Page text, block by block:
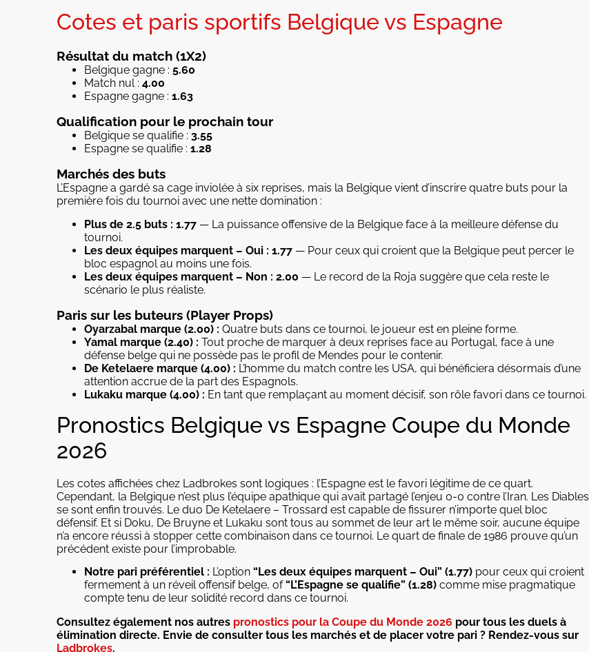
Cotes et paris sportifs Belgique vs Espagne
Résultat du match (1X2)
Belgique gagne : 5.60
Match nul : 4.00
Espagne gagne : 1.63
Qualification pour le prochain tour
Belgique se qualifie : 3.55
Espagne se qualifie : 1.28
Marchés des buts
L’Espagne a gardé sa cage inviolée à six reprises, mais la Belgique vient d’inscrire quatre buts pour la
première fois du tournoi avec une nette domination :
Plus de 2.5 buts : 1.77 — La puissance offensive de la Belgique face à la meilleure défense du
tournoi.
Les deux équipes marquent – Oui : 1.77 — Pour ceux qui croient que la Belgique peut percer le
bloc espagnol au moins une fois.
Les deux équipes marquent – Non : 2.00 — Le record de la Roja suggère que cela reste le
scénario le plus réaliste.
Paris sur les buteurs (Player Props)
Oyarzabal marque (2.00) : Quatre buts dans ce tournoi, le joueur est en pleine forme.
Yamal marque (2.40) : Tout proche de marquer à deux reprises face au Portugal, face à une
défense belge qui ne possède pas le profil de Mendes pour le contenir.
De Ketelaere marque (4.00) : L’homme du match contre les USA, qui bénéficiera désormais d’une
attention accrue de la part des Espagnols.
Lukaku marque (4.00) : En tant que remplaçant au moment décisif, son rôle favori dans ce tournoi.
Pronostics Belgique vs Espagne Coupe du Monde
2026
Les cotes affichées chez Ladbrokes sont logiques : l’Espagne est le favori légitime de ce quart.
Cependant, la Belgique n’est plus l’équipe apathique qui avait partagé l’enjeu 0-0 contre l’Iran. Les Diables
se sont enfin trouvés. Le duo De Ketelaere – Trossard est capable de fissurer n’importe quel bloc
défensif. Et si Doku, De Bruyne et Lukaku sont tous au sommet de leur art le même soir, aucune équipe
n’a encore réussi à stopper cette combinaison dans ce tournoi. Le quart de finale de 1986 prouve qu’un
précédent existe pour l’improbable.
Notre pari préférentiel : L’option “Les deux équipes marquent – Oui” (1.77) pour ceux qui croient
fermement à un réveil offensif belge, of“L’Espagne se qualifie” (1.28) comme mise pragmatique
compte tenu de leur solidité record dans ce tournoi.
Consultez également nos autres pronostics pour la Coupe du Monde 2026 pour tous les duels à
élimination directe. Envie de consulter tous les marchés et de placer votre pari ? Rendez-vous sur
Ladbrokes.